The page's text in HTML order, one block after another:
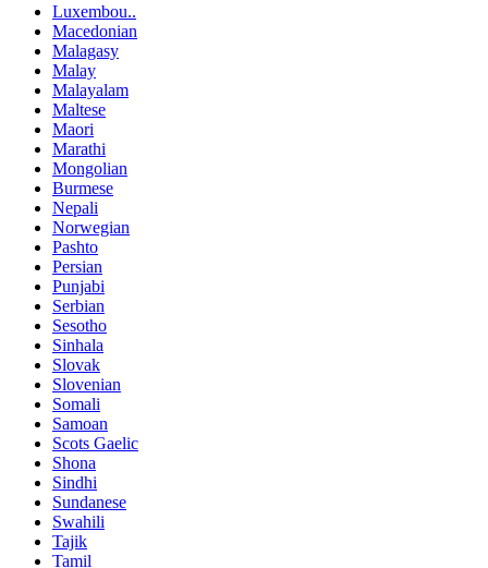
Luxembou..
Macedonian
Malagasy
Malay
Malayalam
Maltese
Maori
Marathi
Mongolian
Burmese
Nepali
Norwegian
Pashto
Persian
Punjabi
Serbian
Sesotho
Sinhala
Slovak
Slovenian
Somali
Samoan
Scots Gaelic
Shona
Sindhi
Sundanese
Swahili
Tajik
Tamil